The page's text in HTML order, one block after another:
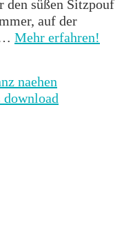
den süßen Sitzpouf
auf der
Mehr erfahren!